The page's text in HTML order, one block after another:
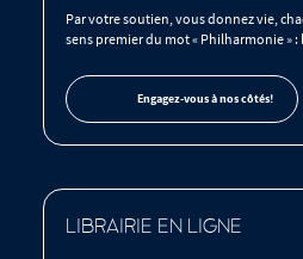
Par votre soutien, vous donnez vie,
sens premier du mot « Philharmonie » :
Engagez-vous à nos côtés!
LIBRAIRIE EN LIGNE